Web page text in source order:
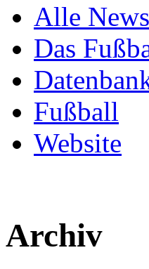
Alle News
Das
Fußball
Website
Archiv